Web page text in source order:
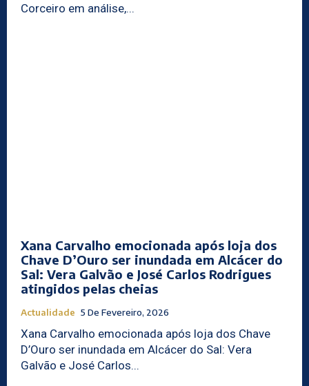
Corceiro em análise,...
Xana Carvalho emocionada após loja dos
Chave D’Ouro ser inundada em Alcácer do
Sal: Vera Galvão e José Carlos Rodrigues
atingidos pelas cheias
Actualidade 5 De Fevereiro, 2026
Xana Carvalho emocionada após loja dos Chave
D’Ouro ser inundada em Alcácer do Sal: Vera
Galvão e José Carlos...